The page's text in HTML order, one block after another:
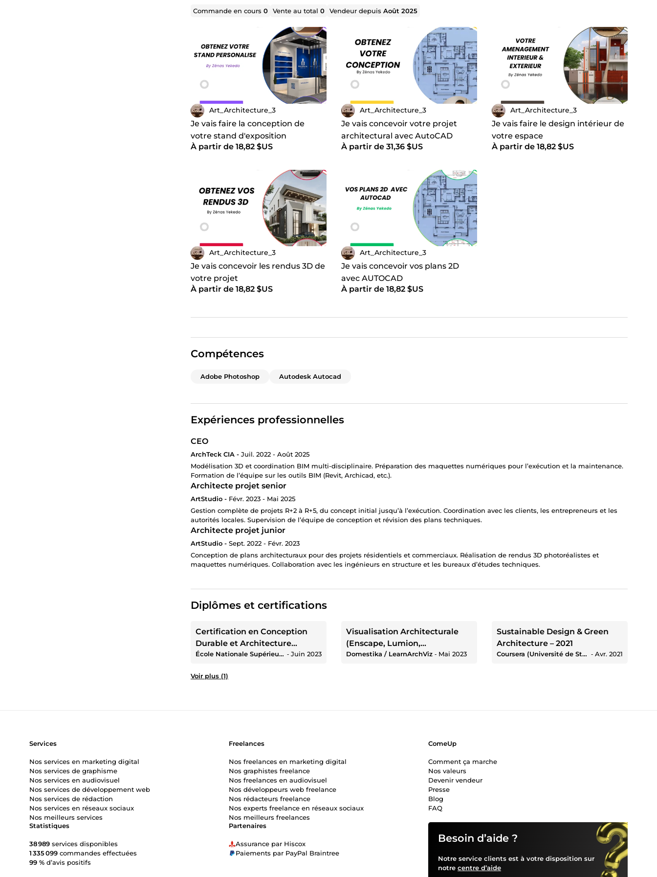
Commande en cours0 Vente au total0 Vendeur depuisAoût 2025
Art_Architecture_3
Je vais faire la conception de
votre stand d'exposition
À partir de 18,82 $US
Art_Architecture_3
Je vais concevoir votre projet
architectural avec AutoCAD
À partir de 31,36 $US
Art_Architecture_3
Je vais faire le design intérieur de
votre espace
À partir de 18,82 $US
Art_Architecture_3
Je vais concevoir les rendus 3D de
votre projet
À partir de 18,82 $US
Art_Architecture_3
Je vais concevoir vos plans 2D
avec AUTOCAD
À partir de 18,82 $US
Compétences
Adobe Photoshop Autodesk Autocad
Expériences professionnelles
CEO
ArchTeck CIA - Juil. 2022 - Août 2025
Modélisation 3D et coordination BIM multi-disciplinaire. Préparation des maquettes numériques pour l’exécution et la maintenance.
Formation de l’équipe sur les outils BIM (Revit, Archicad, etc.).
Architecte projet senior
ArtStudio - Févr. 2023 - Mai 2025
Gestion complète de projets R+2 à R+5, du concept initial jusqu’à l’exécution. Coordination avec les clients, les entrepreneurs et les
autorités locales. Supervision de l’équipe de conception et révision des plans techniques.
Architecte projet junior
ArtStudio - Sept. 2022 - Févr. 2023
Conception de plans architecturaux pour des projets résidentiels et commerciaux. Réalisation de rendus 3D photoréalistes et
maquettes numériques. Collaboration avec les ingénieurs en structure et les bureaux d’études techniques.
Diplômes et certifications
Certification en Conception
Durable et Architecture
Écologique
École Nationale Supérieure d’Architecture de Paris-La Villette (ENSAPLV) ‐ Juin 2023
Visualisation Architecturale
(Enscape, Lumion,
Twinmotion)
Domestika / LearnArchViz ‐ Mai 2023
Sustainable Design & Green
Architecture – 2021
Coursera (Université de Stanford / MIT / Yale) ‐ Avr. 2021
Voir plus (1)
Besoin d’aide ?
Notre service clients est à votre disposition sur
notre centre d’aide
Partenaires
Assurance par Hiscox
Paiements par PayPal Braintree
Statistiques
38 989 services disponibles
1 335 099 commandes effectuées
99 % d’avis positifs
Services
Nos services en marketing digital
Nos services de graphisme
Nos services en audiovisuel
Nos services de développement web
Nos services de rédaction
Nos services en réseaux sociaux
Nos meilleurs services
Freelances
Nos freelances en marketing digital
Nos graphistes freelance
Nos freelances en audiovisuel
Nos développeurs web freelance
Nos rédacteurs freelance
Nos experts freelance en réseaux sociaux
Nos meilleurs freelances
ComeUp
Comment ça marche
Nos valeurs
Devenir vendeur
Presse
Blog
FAQ